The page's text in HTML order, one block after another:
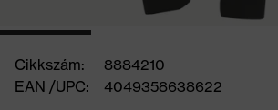
Cikkszám:
8884210
EAN /UPC:
4049358638622